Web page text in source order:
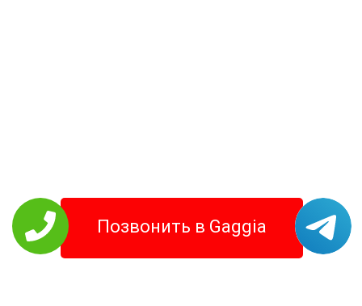
Позвонить в Gaggia